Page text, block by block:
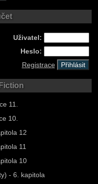
Uživatel:
Heslo:
Registrace
11.
10.
12
11
10
- 6. kapitola